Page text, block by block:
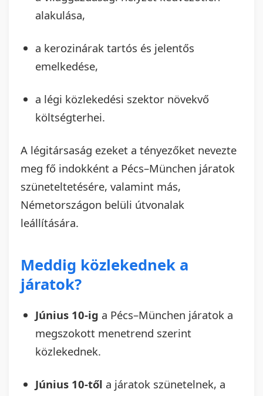
alakulása,
a kerozinárak tartós és jelentős
emelkedése,
a légi közlekedési szektor növekvő
költségterhei.
A légitársaság ezeket a tényezőket nevezte
meg fő indokként a Pécs–München járatok
szüneteltetésére, valamint más,
Németországon belüli útvonalak
leállítására.
Meddig közlekednek a
járatok?
Június 10-ig a Pécs–München járatok a
megszokott menetrend szerint
közlekednek.
Június 10-től a járatok szünetelnek, a